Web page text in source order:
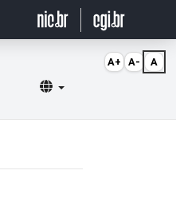
Selecionar idioma
A+ A- A